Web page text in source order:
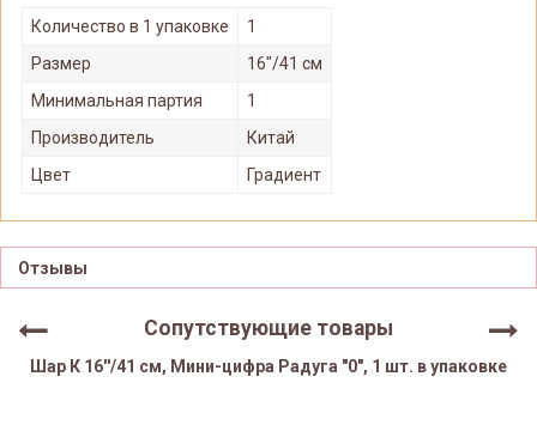
Количество в 1 упаковке
1
Размер
16"/41 см
Минимальная партия
1
Производитель
Китай
Цвет
Градиент
Отзывы
Сопутствующие товары
Шар К 16''/41 см, Мини-цифра Радуга "0", 1 шт. в упаковке